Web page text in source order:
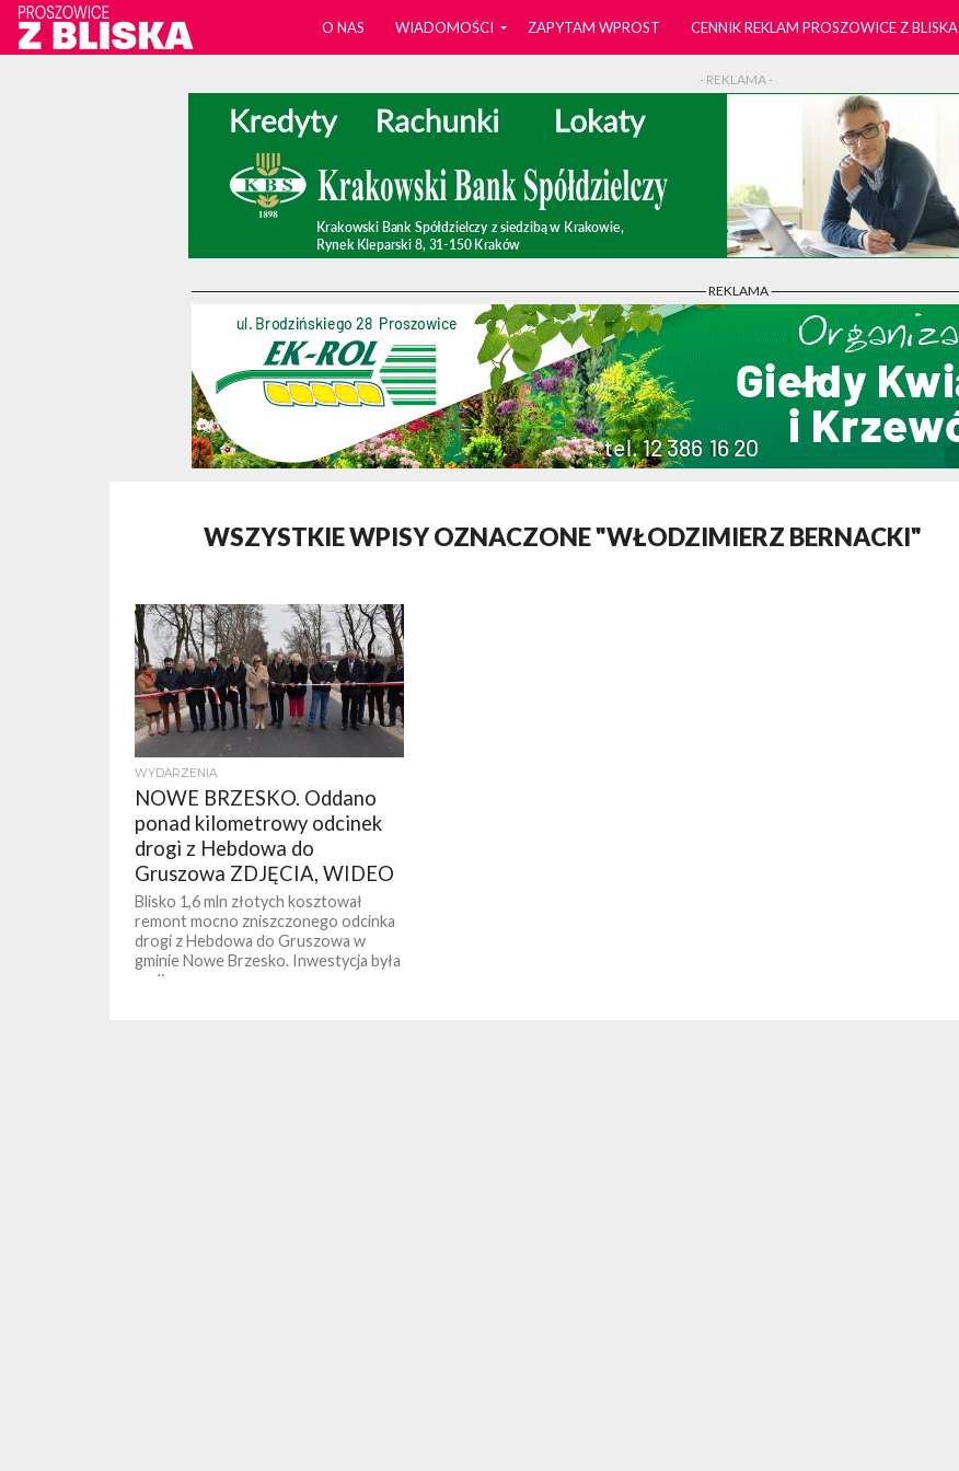
O NAS WIADOMOŚCI ZAPYTAM WPROST CENNIK REKLAM PROSZOWICE Z BLISKA
- REKLAMA -
- REKLAMA -
WSZYSTKIE WPISY OZNACZONE "WŁODZIMIERZ BERNACKI"
WYDARZENIA
NOWE BRZESKO. Oddano
ponad kilometrowy odcinek
drogi z Hebdowa do
Gruszowa ZDJĘCIA, WIDEO
Blisko 1,6 mln złotych kosztował
remont mocno zniszczonego odcinka
drogi z Hebdowa do Gruszowa w
gminie Nowe Brzesko. Inwestycja była
realizowana przez...